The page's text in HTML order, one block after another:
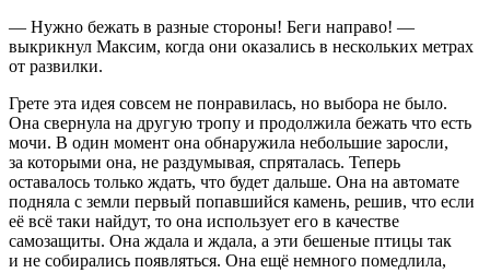
— Нужно бежать в разные стороны! Беги направо! —
выкрикнул Максим, когда они оказались в нескольких метрах
от развилки.
Грете эта идея совсем не понравилась, но выбора не было.
Она свернула на другую тропу и продолжила бежать что есть
мочи. В один момент она обнаружила небольшие заросли,
за которыми она, не раздумывая, спряталась. Теперь
оставалось только ждать, что будет дальше. Она на автомате
подняла с земли первый попавшийся камень, решив, что если
её всё таки найдут, то она использует его в качестве
самозащиты. Она ждала и ждала, а эти бешеные птицы так
и не собирались появляться. Она ещё немного помедлила,